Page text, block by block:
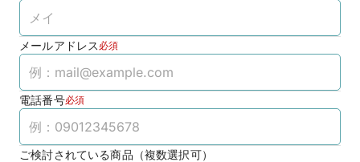
メールアドレス 必須
電話番号必須
ご検討されている商品（複数選択可）